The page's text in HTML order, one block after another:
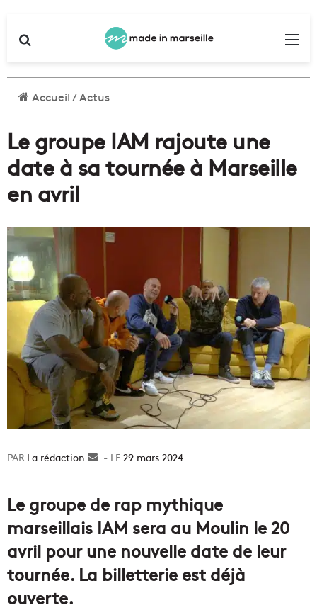
Accueil/Actus
Le groupe IAM rajoute une
date à sa tournée à Marseille
en avril
La rédaction
Envoyer29 mars 2024
Le groupe de rap mythique
marseillais IAM sera au Moulin le 20
avril pour une nouvelle date de leur
tournée. La billetterie est déjà
ouverte.